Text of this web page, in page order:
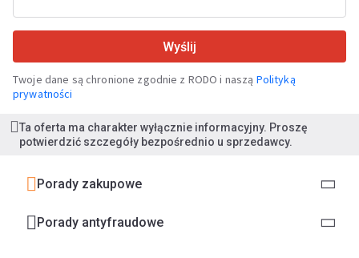
Wyślij
Twoje dane są chronione zgodnie z RODO i naszą Polityką
prywatności
Ta oferta ma charakter wyłącznie informacyjny. Proszę
potwierdzić szczegóły bezpośrednio u sprzedawcy.
Porady zakupowe
Porady antyfraudowe